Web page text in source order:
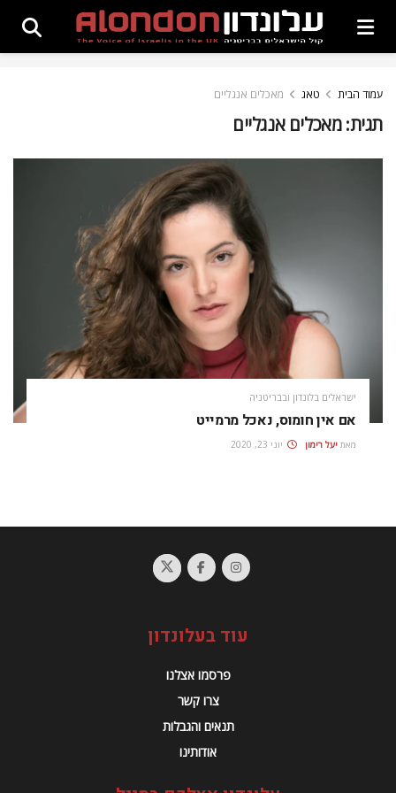
עמוד הבית טאג מאכלים אנגליים
תגית:מאכלים אנגליים
ישראלים בלונדון ובבריטניה
אם אין חומוס, נאכל מרמייט
מאת יעל רימון יוני 23, 2020
עוד בעלונדון
פרסמו אצלנו
צרו קשר
תנאים והגבלות
אודותינו